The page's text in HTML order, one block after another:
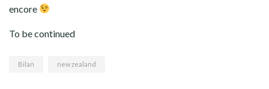
encore
To be continued
Bilan new zealand